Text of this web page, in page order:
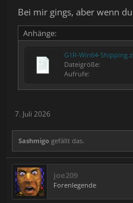
Bei mir gings, aber wenn
Anhänge:
G1R-Win64-
Dateigröße:
Aufrufe:
7. Juli 2026
Sashmigo gefällt das.
joe209
Forenlegende